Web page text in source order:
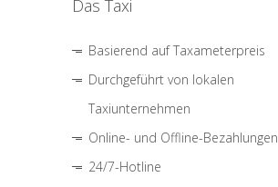
Das Taxi
Basierend auf Taxameterpreis
Durchgeführt von lokalen
Taxiunternehmen
Online- und Offline-Bezahlungen
24/7-Hotline